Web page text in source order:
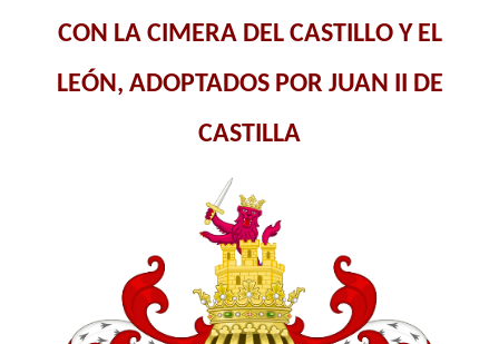
CON LA CIMERA DEL CASTILLO Y EL
LEÓN, ADOPTADOS POR JUAN II DE
CASTILLA